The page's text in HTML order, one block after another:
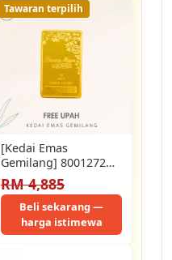
Tawaran terpilih
[Kedai Emas
Gemilang] 8001272
Public Gold 5G
(B008070) Gold Bar
(2.3Cm) (5G)…
RM 4,885
Beli sekarang —
harga istimewa